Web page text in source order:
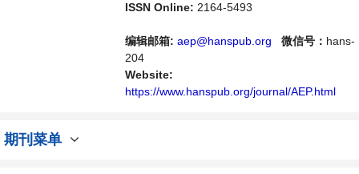
新研究动态。本刊支持思想创新、学术创新，
体，旨在给世界范围内的科学家、学者、科研
人员提供一个传播、分享和讨论环境保护领域
内不同方向问题与发展的交流平台。
ISSN Online: 2164-5493
编辑邮箱: aep@hanspub.org 微信号： hans-
204
Website:
https://www.hanspub.org/journal/AEP.html
期刊菜单